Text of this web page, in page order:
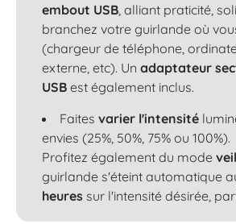
embout USB , alliant praticité,
branchez votre guirlande où
(chargeur de téléphone,
externe, etc). Un adaptateur
USB est également inclus.
Faites varier l'intensité
envies (25%, 50%, 75% ou 100%).
Profitez également du mode
guirlande s'éteint automatique
heures sur l'intensité désirée,